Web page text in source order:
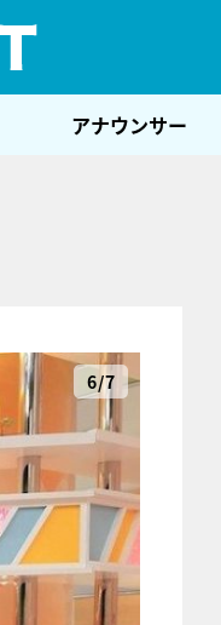
アナウンサー
6/7